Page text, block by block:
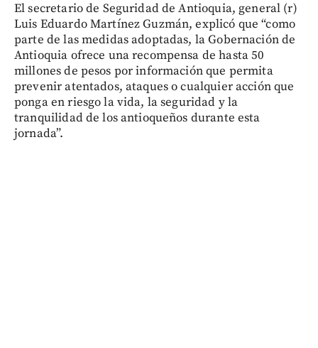
El secretario de Seguridad de Antioquia, general (r)
Luis Eduardo Martínez Guzmán, explicó que “como
parte de las medidas adoptadas, la Gobernación de
Antioquia ofrece una recompensa de hasta 50
millones de pesos por información que permita
prevenir atentados, ataques o cualquier acción que
ponga en riesgo la vida, la seguridad y la
tranquilidad de los antioqueños durante esta
jornada”.